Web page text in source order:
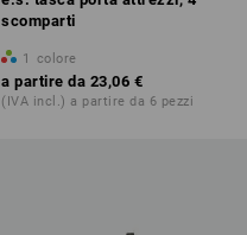
scomparti
1 colore
a partire da 23,06 €
(IVA incl.) a partire da 6 pezzi